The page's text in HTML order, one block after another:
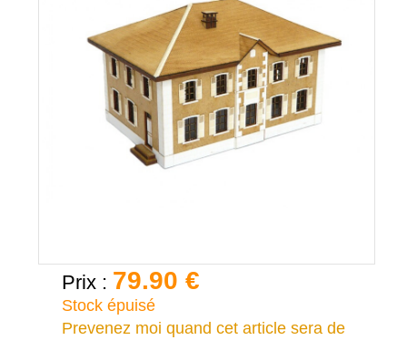
Prix : 79.90 €
Stock épuisé
Prevenez moi quand cet article sera de